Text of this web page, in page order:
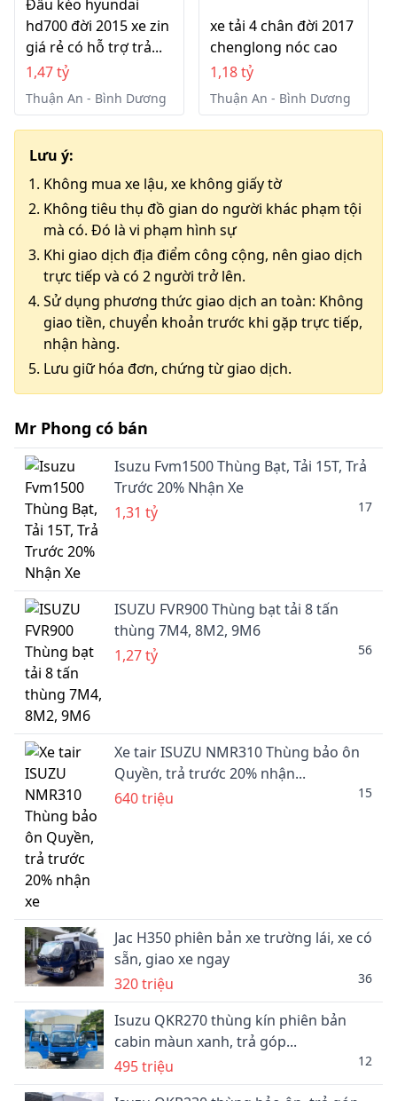
Đầu kéo hyundai
hd700 đời 2015 xe zin
giá rẻ có hỗ trợ trả...
1,47 tỷ
Thuận An - Bình Dương
xe tải 4 chân đời 2017
chenglong nóc cao
1,18 tỷ
Thuận An - Bình Dương
Lưu ý:
Không mua xe lậu, xe không giấy tờ
Không tiêu thụ đồ gian do người khác phạm tội
mà có. Đó là vi phạm hình sự
Khi giao dịch địa điểm công cộng, nên giao dịch
trực tiếp và có 2 người trở lên.
Sử dụng phương thức giao dịch an toàn: Không
giao tiền, chuyển khoản trước khi gặp trực tiếp,
nhận hàng.
Lưu giữ hóa đơn, chứng từ giao dịch.
Mr Phong có bán
Isuzu Fvm1500 Thùng Bạt, Tải 15T, Trả
Trước 20% Nhận Xe
1,31 tỷ
17
ISUZU FVR900 Thùng bạt tải 8 tấn
thùng 7M4, 8M2, 9M6
1,27 tỷ
56
Xe tair ISUZU NMR310 Thùng bảo ôn
Quyền, trả trước 20% nhận...
640 triệu
15
Jac H350 phiên bản xe trường lái, xe có
sẵn, giao xe ngay
320 triệu
36
Isuzu QKR270 thùng kín phiên bản
cabin màun xanh, trả góp...
495 triệu
12